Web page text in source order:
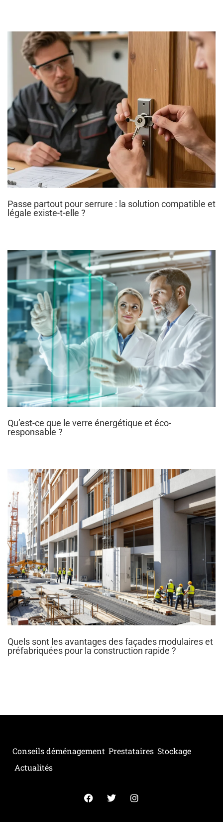
Passe partout pour serrure : la solution compatible et
légale existe-t-elle ?
Qu’est-ce que le verre énergétique et éco-
responsable ?
Quels sont les avantages des façades modulaires et
préfabriquées pour la construction rapide ?
Conseils déménagement Prestataires Stockage
Actualités